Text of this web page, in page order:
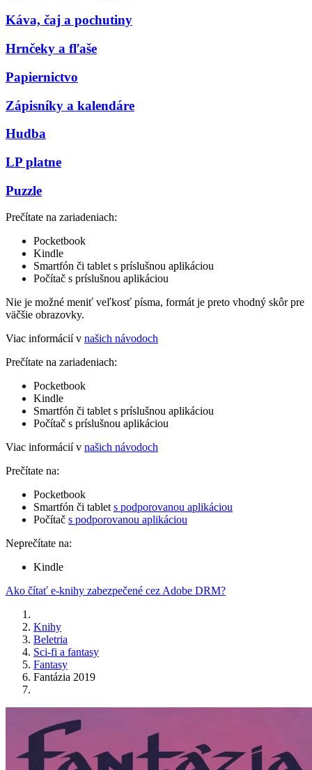
Káva, čaj a pochutiny
Hrnčeky a fľaše
Papiernictvo
Zápisníky a kalendáre
Hudba
LP platne
Puzzle
Prečítate na zariadeniach:
Pocketbook
Kindle
Smartfón či tablet s príslušnou aplikáciou
Počítač s príslušnou aplikáciou
Nie je možné meniť veľkosť písma, formát je preto vhodný skôr pre
väčšie obrazovky.
Viac informácií v našich návodoch
Prečítate na zariadeniach:
Pocketbook
Kindle
Smartfón či tablet s príslušnou aplikáciou
Počítač s príslušnou aplikáciou
Viac informácií v našich návodoch
Prečítate na:
Pocketbook
Smartfón či tablet s podporovanou aplikáciou
Počítač s podporovanou aplikáciou
Neprečítate na:
Kindle
Ako čítať e-knihy zabezpečené cez Adobe DRM?
Knihy
Beletria
Sci-fi a fantasy
Fantasy
Fantázia 2019